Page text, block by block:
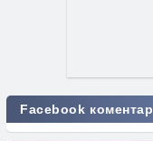
Facebook